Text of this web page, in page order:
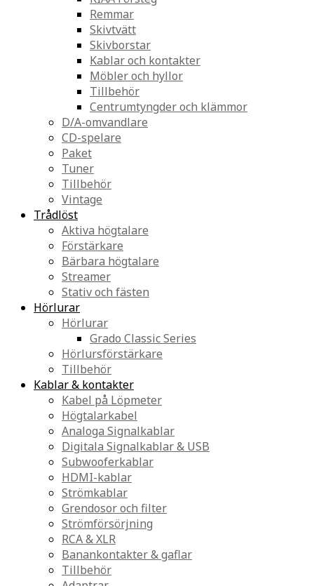
Remmar
Skivtvätt
Skivborstar
Kablar och kontakter
Möbler och hyllor
Tillbehör
Centrumtyngder och klämmor
D/A-omvandlare
CD-spelare
Paket
Tuner
Tillbehör
Vintage
Trådlöst
Aktiva högtalare
Förstärkare
Bärbara högtalare
Streamer
Stativ och fästen
Hörlurar
Hörlurar
Grado Classic Series
Hörlursförstärkare
Tillbehör
Kablar & kontakter
Kabel på Löpmeter
Högtalarkabel
Analoga Signalkablar
Digitala Signalkablar & USB
Subwooferkablar
HDMI-kablar
Strömkablar
Grendosor och filter
Strömförsörjning
RCA & XLR
Banankontakter & gaflar
Tillbehör